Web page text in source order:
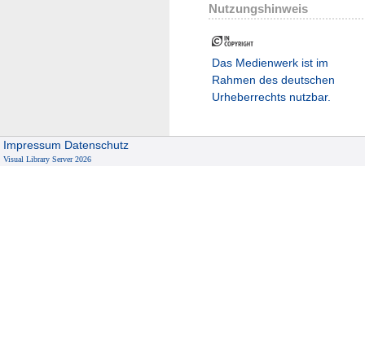
Nutzungshinweis
Das Medienwerk ist im
Rahmen des deutschen
Urheberrechts nutzbar.
Impressum Datenschutz
Visual Library Server 2026